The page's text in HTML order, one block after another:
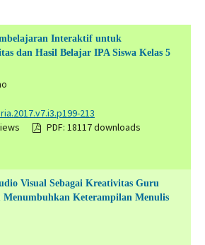
Interaktif untuk
dan Hasil Belajar IPA Siswa Kelas 5
213
PDF: 18117 downloads
Visual Sebagai Kreativitas Guru
Menumbuhkan Keterampilan Menulis